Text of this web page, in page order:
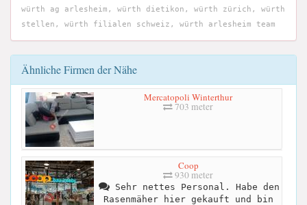
würth ag arlesheim, würth dietikon, würth zürich, würth
stellen, würth filialen schweiz, würth arlesheim team
Ähnliche Firmen der Nähe
Mercatopoli Winterthur
703 meter
Coop
930 meter
Sehr nettes Personal. Habe den
Rasenmäher hier gekauft und bin